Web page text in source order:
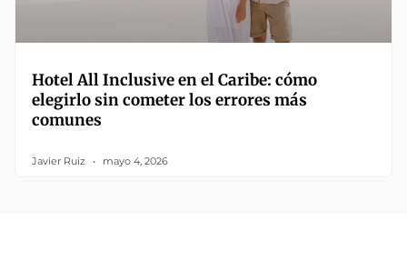
Hotel All Inclusive en el Caribe: cómo
elegirlo sin cometer los errores más
comunes
Javier Ruiz mayo 4, 2026